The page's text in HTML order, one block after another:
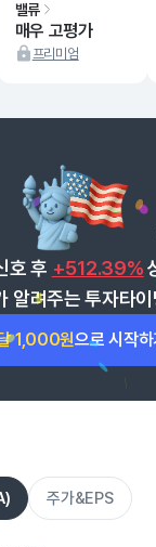
밸류
매우 고평가
프리미엄
호 후 +512.39%
알려주는 투자타이
1,000원으로 시작하
주가&EPS